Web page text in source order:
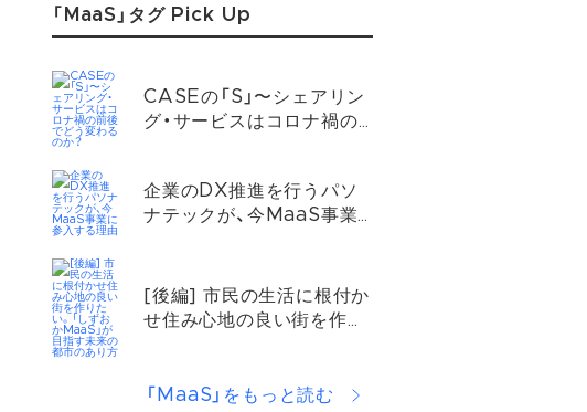
「MaaS」タグ Pick Up
CASEの「S」〜シェアリン
グ・サービスはコロナ禍の
企業のDX推進を行うパソ
ナテックが、今MaaS事業
[後編] 市民の生活に根付か
せ住み心地の良い街を作り
「MaaS」をもっと読む